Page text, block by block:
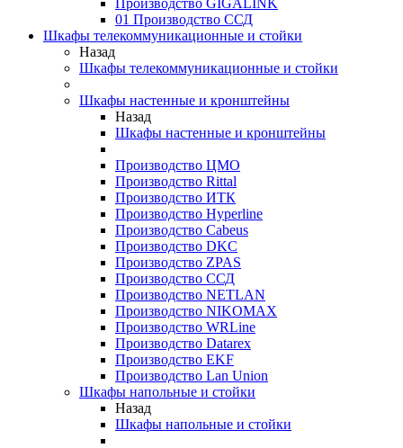
Производство GIGALINK
01 Производство ССД
Шкафы телекоммуникационные и стойки
Назад
Шкафы телекоммуникационные и стойки
Шкафы настенные и кронштейны
Назад
Шкафы настенные и кронштейны
Производство ЦМО
Производство Rittal
Производство ИТК
Производство Hyperline
Производство Cabeus
Производство DKC
Производство ZPAS
Производство ССД
Производство NETLAN
Производство NIKOMAX
Производство WRLine
Производство Datarex
Производство EKF
Производство Lan Union
Шкафы напольные и стойки
Назад
Шкафы напольные и стойки